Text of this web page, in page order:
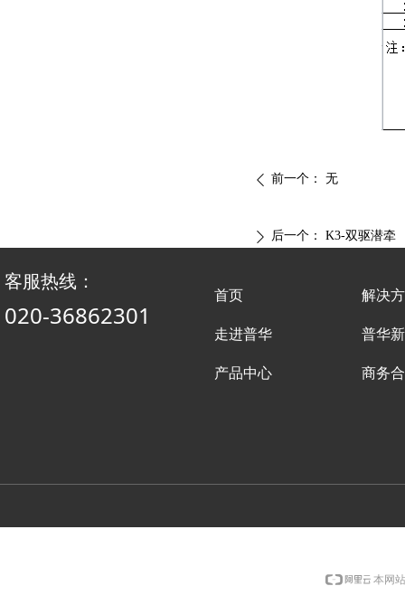
ꄴ 前一个： 无
ꄲ 后一个： K3-双驱潜牵
解决
普华
商务
首页
走进普华
产品中心
客服热线：
020-36862301
本网